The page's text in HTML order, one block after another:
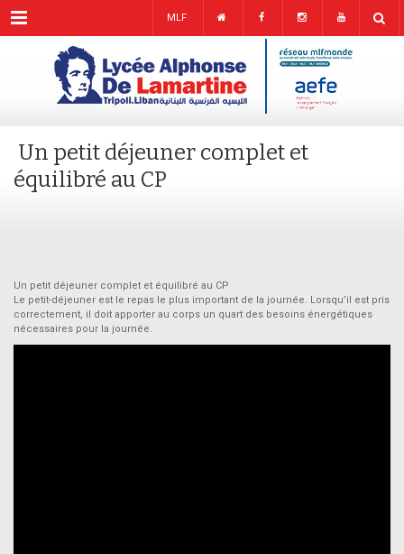
Menu MLF
Un petit déjeuner complet et
équilibré au CP
Un petit déjeuner complet et équilibré au CP
Le petit-déjeuner est le repas le plus important de la journée. Lorsqu’il est pris
correctement, il doit apporter au corps un quart des besoins énergétiques
nécessaires pour la journée.